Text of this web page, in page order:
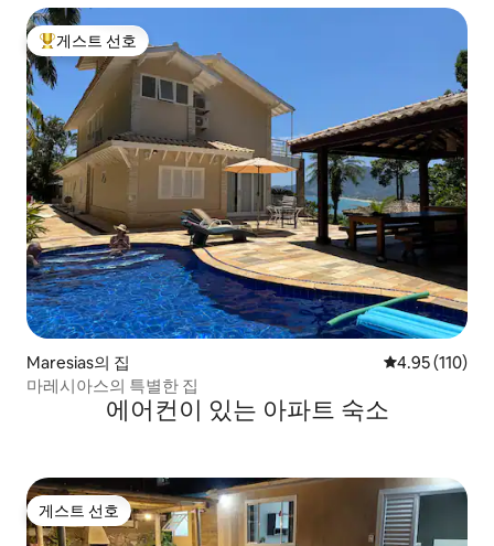
상위 게스트 선호
게스트 선호
Maresias의 집 평점 4.95점(5
4.95 (110)
마레시아스의 특별한 집
에어컨이 있는 아파트 숙소
게스트 선호
게스트 선호